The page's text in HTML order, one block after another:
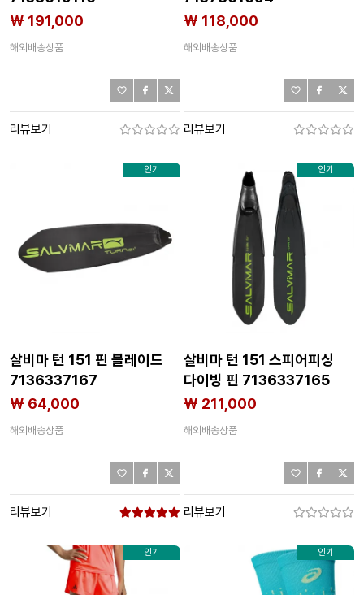
₩ 191,000
해외배송상품
리뷰보기
₩ 118,000
해외배송상품
리뷰보기
인기
살비마 턴 151 핀 블레이드
7136337167
₩ 64,000
해외배송상품
리뷰보기
인기
살비마 턴 151 스피어피싱
다이빙 핀 7136337165
₩ 211,000
해외배송상품
리뷰보기
인기 인기